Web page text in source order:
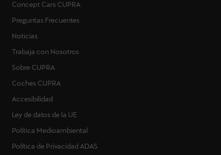
Concept Cars CUPRA
Preguntas Frecuentes
Noticias
Trabaja con Nosotros
Sobre CUPRA
Coches CUPRA
Accesibilidad
Ley de datos de la UE
Política Medioambiental
Política de Privacidad ADAS